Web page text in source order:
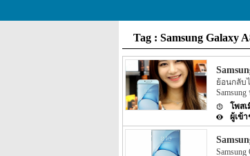
Tag : Samsung Galaxy
ย้อนกลับ
ทางค่าย
จำหน่าย
pre-
ความคืบ
ผ่านมานั้